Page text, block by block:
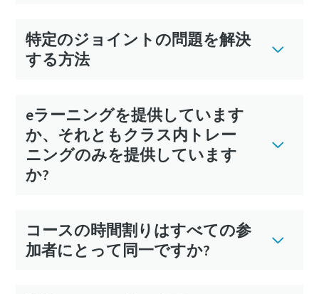
特定のジョイントの問題を解決
する方法
eラーニングを提供しています
か、それともクラス内トレー
ニングのみを提供しています
か?
コースの時間割りはすべての参
加者にとって同一ですか?